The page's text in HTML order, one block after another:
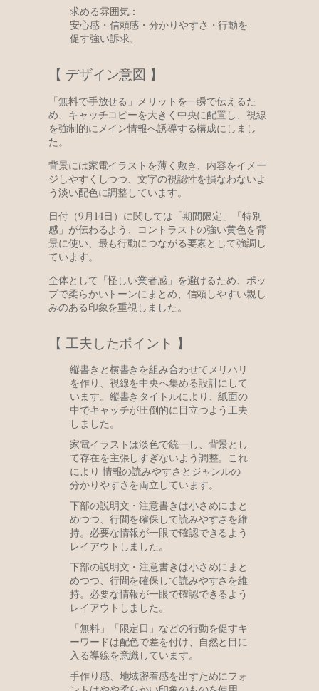
求める雰囲気：
安心感・信頼感・分かりやすさ・行動を
促す強い訴求。
【 デザイン意図 】
「無料で手放せる」メリットを一瞬で伝えるた
め、キャッチコピーを大きく中央に配置し、視線
を強制的にメイン情報へ誘導する構成にしまし
た。
背景には家電イラストを薄く敷き、内容をイメー
ジしやすくしつつ、文字の視認性を損なわないよ
う淡い配色に調整しています。
日付（9月14日）に関しては「期間限定」「特別
感」が伝わるよう、コントラストの強い黄色を背
景に使い、最も行動につながる要素として強調し
ています。
全体として「怪しい業者感」を避けるため、ポッ
プで柔らかいトーンにまとめ、信頼しやすい親し
みのある印象を重視しました。
【 工夫したポイント 】
縦書きと横書きを組み合わせてメリハリ
を作り、視線を中央へ集める設計にして
います。縦書きタイトルにより、紙面の
中でキャッチが圧倒的に目立つよう工夫
しました。
家電イラストは淡色で統一し、背景とし
て存在を主張しすぎないよう調整。これ
により 情報の読みやすさとジャンルの
分かりやすさを両立しています。
下部の説明文・注意書きは小さめにまと
めつつ、行間を確保して読みやすさを維
持。必要な情報が一眼で確認できるよう
レイアウトしました。
下部の説明文・注意書きは小さめにまと
めつつ、行間を確保して読みやすさを維
持。必要な情報が一眼で確認できるよう
レイアウトしました。
「無料」「限定日」などの行動を促すキ
ーワードは配色で差を付け、自然と目に
入る導線を意識しています。
手作り感、地域密着感を出すためにフォ